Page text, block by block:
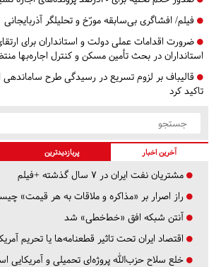
فیلم/ افشاگری بی‌سابقه مورّخ و تحلیلگر آذربایجانی
ضرورت اقدامات عملی دولت و استانداران برای
استانداران در بحث تأمین مسکن و کنترل اجاره‌بها
قالیباف بر لزوم تسریع در رسیدگی طرح
تاکید کرد
آخرین اخبار پربازدیدترین
مشتریان نفت ایران در ۷ سال گذشته +فیلم
راز اصرار بر «مذاکره و ملاقات به هر قیمت»
آنتن شبکه افق «خط‌خطی» شد
اقتصاد ایران تحت تاثیر قطعنامه‌ها یا تحریم‌
خلع سلاح حزب‌الله پروژه‌ای تحمیلی و آمریکایی